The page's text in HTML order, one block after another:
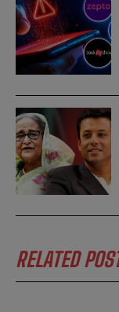
m
a
i
l
*
N
u
m
e
r
m
a
i
l
*
N
u
m
e
r
RELATED